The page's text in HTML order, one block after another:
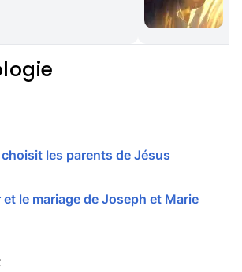
choisit les parents de Jésus
et le mariage de Joseph et Marie